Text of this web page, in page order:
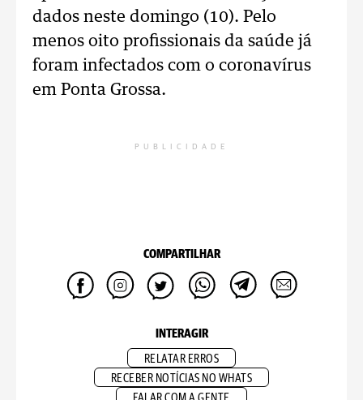
dados neste domingo (10). Pelo
menos oito profissionais da saúde já
foram infectados com o coronavírus
em Ponta Grossa.
PUBLICIDADE
COMPARTILHAR
INTERAGIR
RELATAR ERROS
RECEBER NOTÍCIAS NO WHATS